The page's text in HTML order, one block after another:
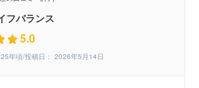
フバランス
5.0
年頃/投稿日： 2026年5月14日